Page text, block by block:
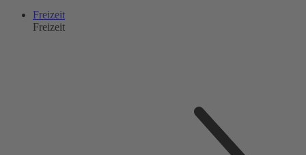
Freizeit
Freizeit